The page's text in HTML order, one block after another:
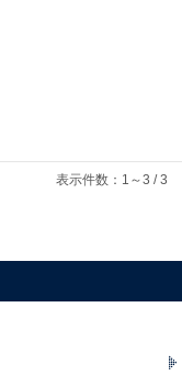
表示件数：1～3 / 3